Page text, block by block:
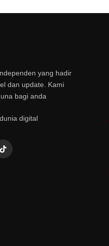
yang hadir
dan update. Kami
bagi anda
digital
TikTok